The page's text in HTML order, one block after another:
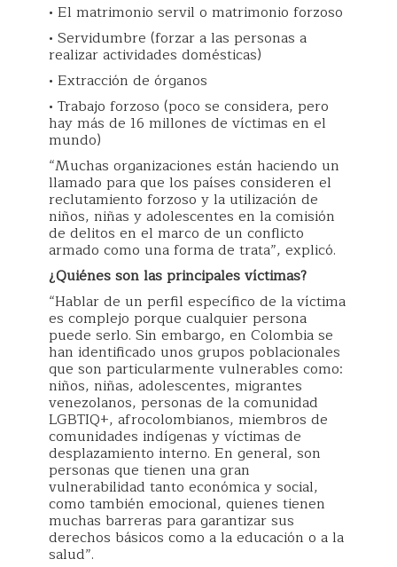
• El matrimonio servil o matrimonio forzoso
• Servidumbre (forzar a las personas a
realizar actividades domésticas)
• Extracción de órganos
• Trabajo forzoso (poco se considera, pero
hay más de 16 millones de víctimas en el
mundo)
“Muchas organizaciones están haciendo un
llamado para que los países consideren el
reclutamiento forzoso y la utilización de
niños, niñas y adolescentes en la comisión
de delitos en el marco de un conflicto
armado como una forma de trata”, explicó.
¿Quiénes son las principales víctimas?
“Hablar de un perfil específico de la víctima
es complejo porque cualquier persona
puede serlo. Sin embargo, en Colombia se
han identificado unos grupos poblacionales
que son particularmente vulnerables como:
niños, niñas, adolescentes, migrantes
venezolanos, personas de la comunidad
LGBTIQ+, afrocolombianos, miembros de
comunidades indígenas y víctimas de
desplazamiento interno. En general, son
personas que tienen una gran
vulnerabilidad tanto económica y social,
como también emocional, quienes tienen
muchas barreras para garantizar sus
derechos básicos como a la educación o a la
salud”.